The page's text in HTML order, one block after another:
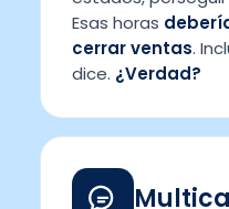
Esas horas
cerrar ventas.
dice. ¿Verdad?